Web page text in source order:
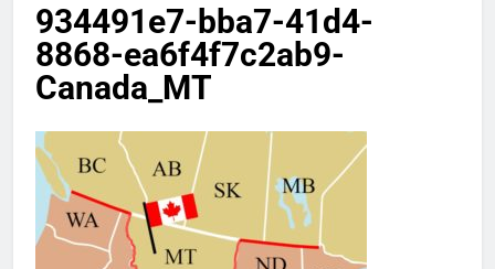
934491e7-bba7-41d4-
8868-ea6f4f7c2ab9-
Canada_MT